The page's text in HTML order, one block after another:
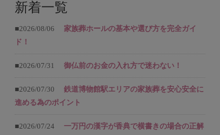
新着一覧
■2026/08/06
家族葬ホールの基本や選び方を完全ガイ
ド！
■2026/07/31 御仏前のお金の入れ方で迷わない！
■2026/07/30
鉄道博物館駅エリアの家族葬を安心安全に
進める為のポイント
■2026/07/24
一万円の漢字が香典で横書きの場合の正解